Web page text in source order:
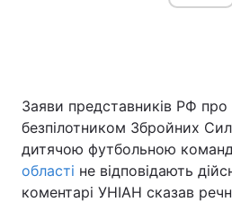
Україна
Економіка
Спорт
Заяви представників РФ про
безпілотником Збройних
дитячою футбольною
області не відповідають
коментарі УНІАН сказав